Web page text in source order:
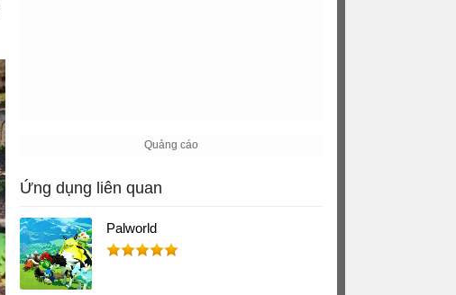
Ứng dụng liên quan
Palworld